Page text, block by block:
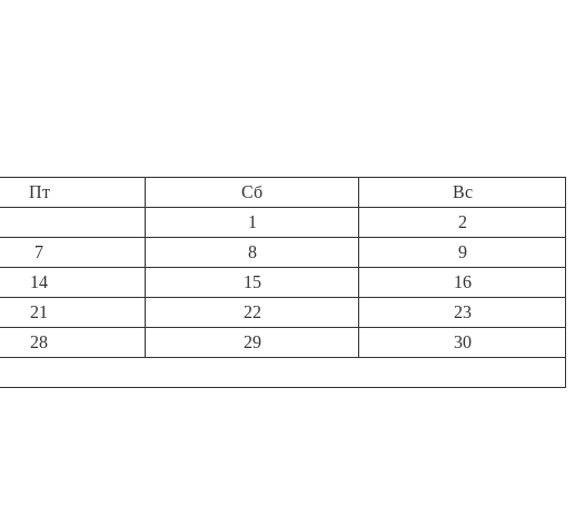
Пт Сб
Вс
1
2
7 8
9
14 15
16
21 22
23
28 29
30